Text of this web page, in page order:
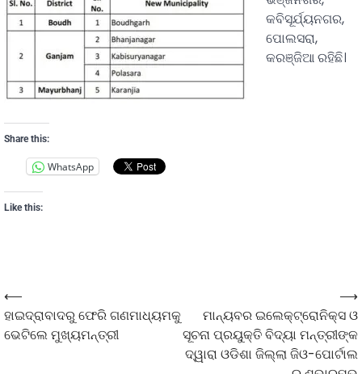
କବିସୂର୍ଯ୍ୟନଗର,
ପୋଲସରା,
କରଞ୍ଜିଆ ରହିଛି।
Share this:
WhatsApp
Like this:
⟵
ହାଇଦ୍ରାବାଦରୁ ଫେରି ଗଣମାଧ୍ୟମକୁ
ଭେଟିଲେ ମୁଖ୍ୟମନ୍ତ୍ରୀ
ମାନ୍ୟବର ଇଲେକ୍ଟ୍ରୋନିକ୍ସ ଓ
ସୂଚନା ପ୍ରୟୁକ୍ତି ବିଦ୍ୟା ମନ୍ତ୍ରୀଙ୍କ
ଦ୍ୱାରା ଓଡିଶା ଜିଲ୍ଲା ଜିଓ-ପୋର୍ଟାଲ
⟶